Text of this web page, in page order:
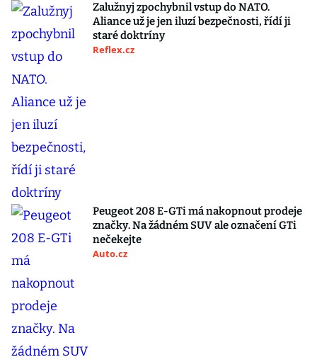
Zalužnyj zpochybnil vstup do NATO.
Aliance už je jen iluzí bezpečnosti, řídí ji
staré doktríny
Reflex.cz
Peugeot 208 E-GTi má nakopnout prodeje
značky. Na žádném SUV ale označení GTi
nečekejte
Auto.cz